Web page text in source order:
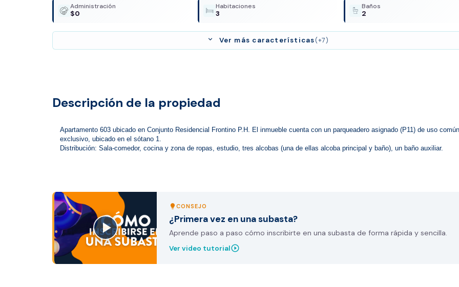
Administración
$0
Habitaciones
3
Baños
2
expand_more Ver más características(+7)
Descripción de la propiedad
Apartamento 603 ubicado en Conjunto Residencial Frontino P.H. El inmueble cuenta con un parqueadero asignado (P11) de uso común
exclusivo, ubicado en el sótano 1.
Distribución: Sala-comedor, cocina y zona de ropas, estudio, tres alcobas (una de ellas alcoba principal y baño), un baño auxiliar.
lightbulb CONSEJO
¿Primera vez en una subasta?
Aprende paso a paso cómo inscribirte en una subasta de forma rápida y sencilla.
Ver video tutorialplay_circle_outline